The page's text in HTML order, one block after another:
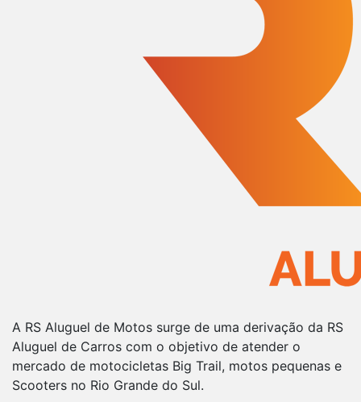
A RS Aluguel de Motos surge de uma derivação da RS
Aluguel de Carros com o objetivo de atender o
mercado de motocicletas Big Trail, motos pequenas e
Scooters no Rio Grande do Sul.